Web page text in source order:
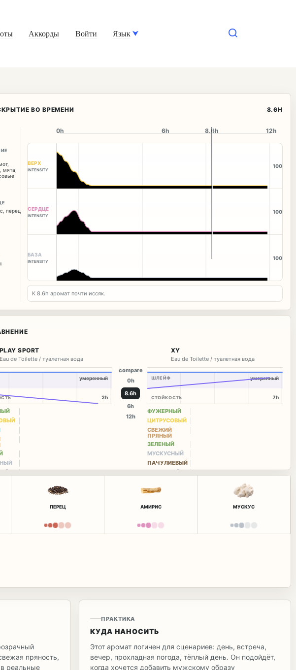
Аккорды Войти Язык
ВО ВРЕМЕНИ 8.9H
,
мята
перец
0h 8.9h
6h 12h
ВЕРХ
INTENSITY
100
СЕРДЦЕ
INTENSITY
100
БАЗА
INTENSITY
100
К 8.9h аромат почти иссяк.
PLAY SPORT
Eau de Toilette / туалетная вода
умеренный
2h
compare
0h
8.9h
6h
12h
XY
Eau de Toilette / туалетная вода
ШЛЕЙФ
СТОЙКОСТЬ
умеренный
7h
ФУЖЕРНЫЙ
ЦИТРУСОВЫЙ
СВЕЖИЙ
ПРЯНЫЙ
ЗЕЛЕНЫЙ
МУСКУСНЫЙ
ПАЧУЛИЕВЫЙ
ПЕРЕЦ АМИРИС МУСКУС
пряность,
реальные
ПРАКТИКА
КУДА НАНОСИТЬ
Этот аромат логичен для сценариев: день, встреча,
вечер, прохладная погода, тёплый день. Он подойдёт,
когда хочется добавить мужскому образу